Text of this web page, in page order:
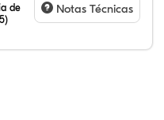
de
Notas Técnicas